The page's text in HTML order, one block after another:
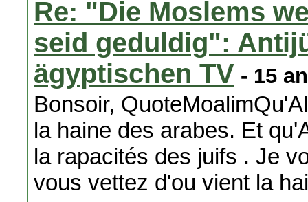
Re: "Die Moslems
seid geduldig":
ägyptischen TV - 15
Bonsoir,
la haine des arabes. Et
la rapacités des juifs . Je
vous vettez d'ou vient la